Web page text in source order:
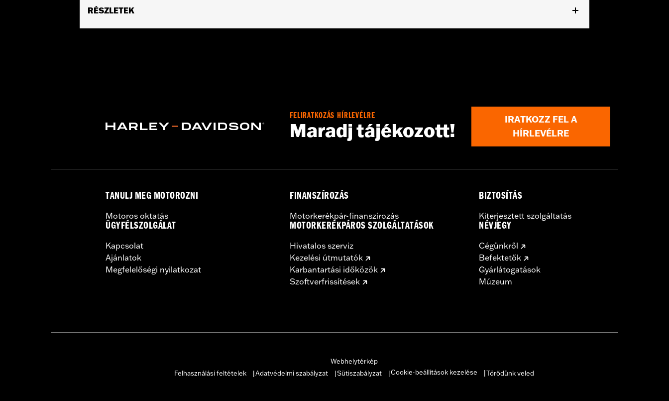
RÉSZLETEK
www.h-d.com/warranty for full details
FELIRATKOZÁS HÍRLEVÉLRE
Maradj tájékozott!
IRATKOZZ FEL A
HÍRLEVÉLRE
TANULJ MEG MOTOROZNI
Motoros oktatás
ÜGYFÉLSZOLGÁLAT
Kapcsolat
Ajánlatok
Megfelelőségi nyilatkozat
FINANSZÍROZÁS
Motorkerékpár-finanszírozás
MOTORKERÉKPÁROS SZOLGÁLTATÁSOK
Hivatalos szerviz
Kezelési útmutatók
Karbantartási időközök
Szoftverfrissítések
BIZTOSÍTÁS
Kiterjesztett szolgáltatás
NÉVJEGY
Cégünkről
Befektetők
Gyárlátogatások
Múzeum
Webhelytérkép
Felhasználási feltételek
Adatvédelmi szabályzat Sütiszabályzat Cookie-beállítások kezelése Törődünk veled